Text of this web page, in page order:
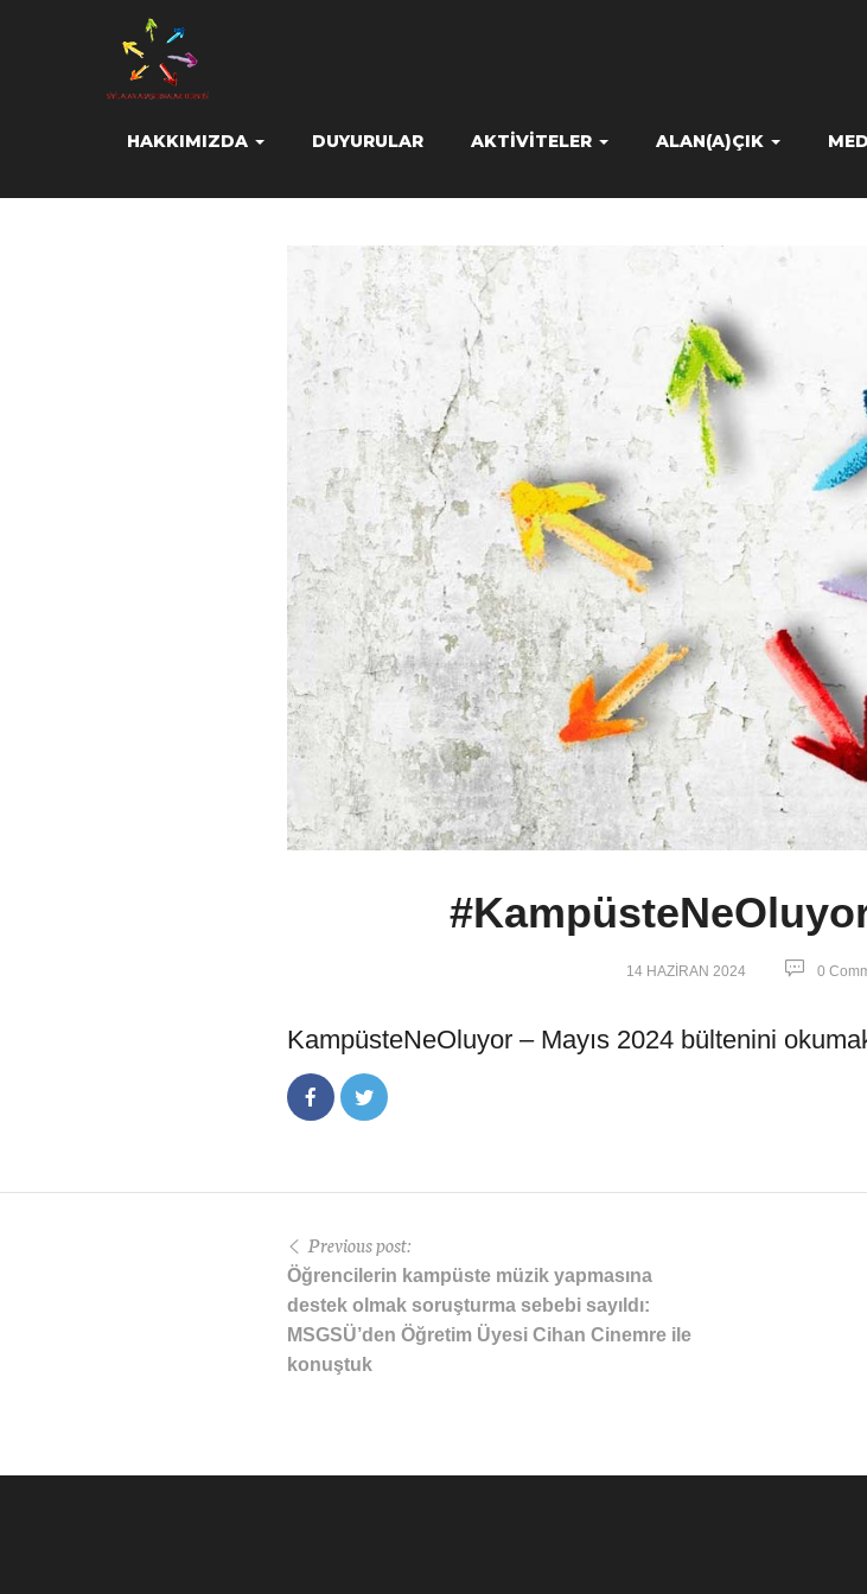
HAKKIMIZDA DUYURULAR AKTIVITELER ALAN(A)ÇIK
14 HAZIRAN 2024 0
KampüsteNeOluyor – Mayıs 2024 bültenini
Previous post:
Öğrencilerin kampüste müzik yapmasına
destek olmak soruşturma sebebi sayıldı:
MSGSÜ’den Öğretim Üyesi Cihan Cinemre ile
konuştuk